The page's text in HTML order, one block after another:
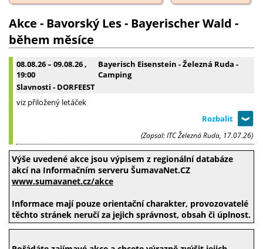
Akce - Bavorský Les - Bayerischer Wald -
během měsíce
08.08.26– 09.08.26,
19:00
Bayerisch Eisenstein - Železná Ruda -
Camping
Slavnosti - DORFEEST
viz přiložený letáček
(Zapsal: ITC Železná Ruda, 17.07.26)
Výše uvedené akce jsou výpisem z regionální databáze
akcí na Informačním serveru ŠumavaNet.CZ
www.sumavanet.cz/akce
Informace mají pouze orientační charakter, provozovatelé
těchto stránek neručí za jejich správnost, obsah či úplnost.